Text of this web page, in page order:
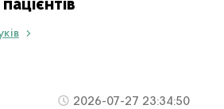
2026-07-27 23:34:50